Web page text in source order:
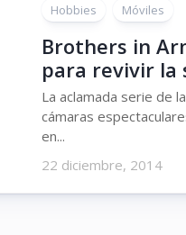
Hobbies Móviles
Brothers in
para revivir la
La aclamada serie de
cámaras
en...
22 diciembre, 2014